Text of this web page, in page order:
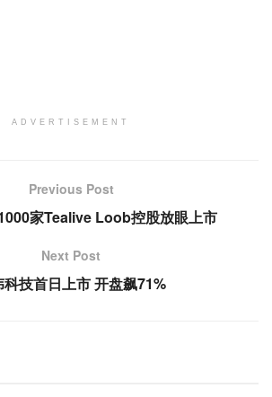
ADVERTISEMENT
Previous Post
家Tealive Loob控股放眼上市
Next Post
科技首日上市 开盘飙71%